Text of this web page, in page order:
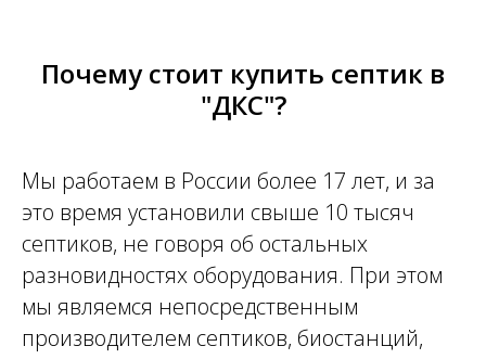
Почему стоит купить септик в
"ДКС"?
Мы работаем в России более 17 лет, и за
это время установили свыше 10 тысяч
септиков, не говоря об остальных
разновидностях оборудования. При этом
мы являемся непосредственным
производителем септиков, биостанций,